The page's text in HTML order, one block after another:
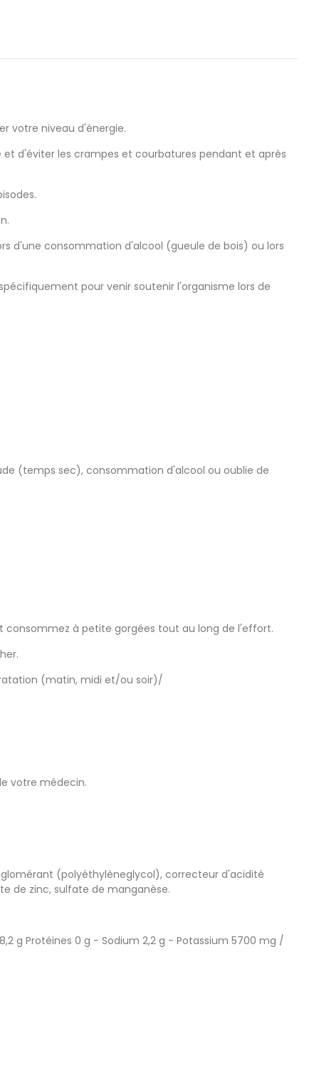
votre niveau d'énergie.
d'éviter les crampes et courbatures pendant et après
d'une consommation d'alcool (gueule de bois) ou lors
pour venir soutenir l'organisme lors de
(temps sec), consommation d'alcool ou oublie de
consommez à petite gorgées tout au long de l'effort.
(matin, midi et/ou soir)/
votre médecin.
(polyéthylèneglycol), correcteur d'acidité
de zinc, sulfate de manganèse.
g Protéines 0 g - Sodium 2,2 g - Potassium 5700 mg /